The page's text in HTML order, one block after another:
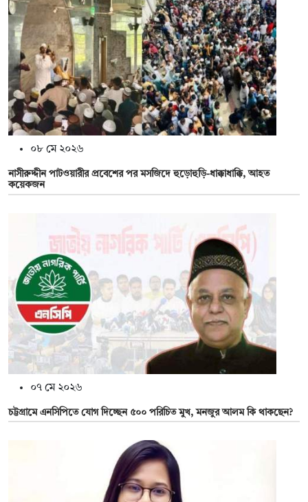
০৮ মে ২০২৬
নাসীরুদ্দীন পাটওয়ারীর প্রবেশের পর মসজিদে হুড়োহুড়ি-ধাক্কাধাক্কি, আহত
কয়েকজন
০৭ মে ২০২৬
চট্টগ্রামে এনসিপিতে যোগ দিচ্ছেন ৫০০ পরিচিত মুখ, মনজুর আলম কি থাকছেন?